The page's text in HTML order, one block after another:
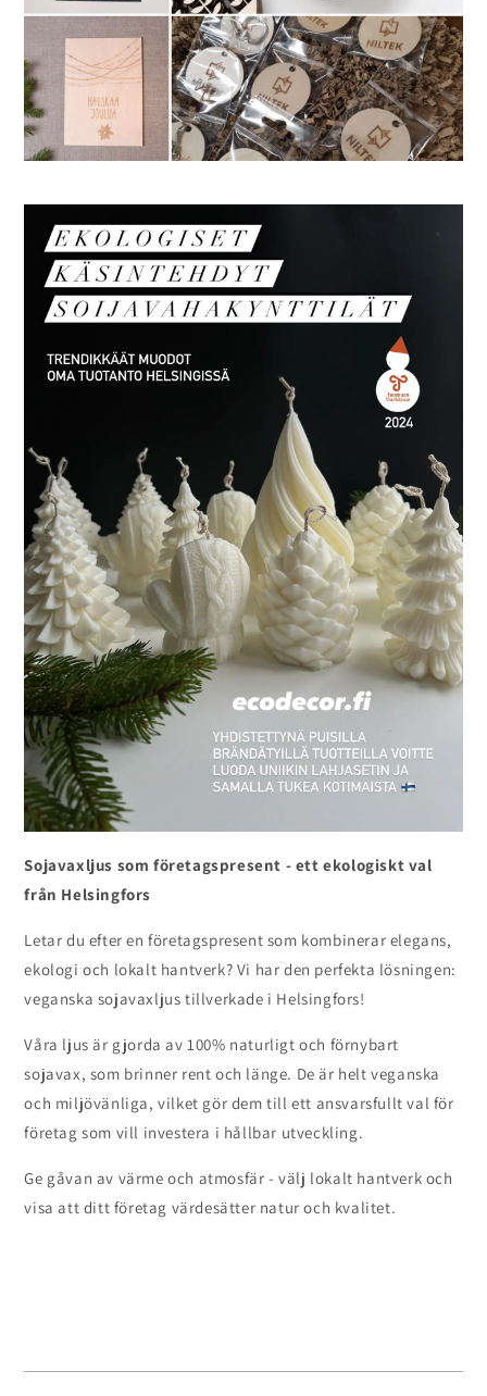
Sojavaxljus som företagspresent - ett ekologiskt val
från Helsingfors
Letar du efter en företagspresent som kombinerar elegans,
ekologi och lokalt hantverk? Vi har den perfekta lösningen:
veganska sojavaxljus tillverkade i Helsingfors!
Våra ljus är gjorda av 100% naturligt och förnybart
sojavax, som brinner rent och länge. De är helt veganska
och miljövänliga, vilket gör dem till ett ansvarsfullt val för
företag som vill investera i hållbar utveckling.
Ge gåvan av värme och atmosfär - välj lokalt hantverk och
visa att ditt företag värdesätter natur och kvalitet.